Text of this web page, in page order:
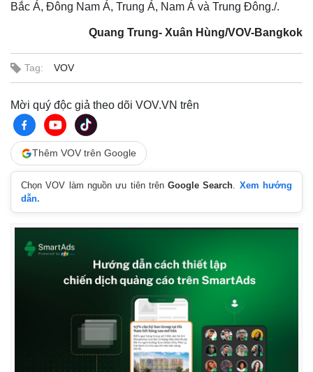
Bắc Á, Đông Nam Á, Trung Á, Nam Á và Trung Đông./.
Quang Trung- Xuân Hùng/VOV-Bangkok
Tag: VOV
Mời quý độc giả theo dõi VOV.VN trên
Thêm VOV trên Google
Chọn VOV làm nguồn ưu tiên trênGoogle Search. Xem hướng
dẫn.